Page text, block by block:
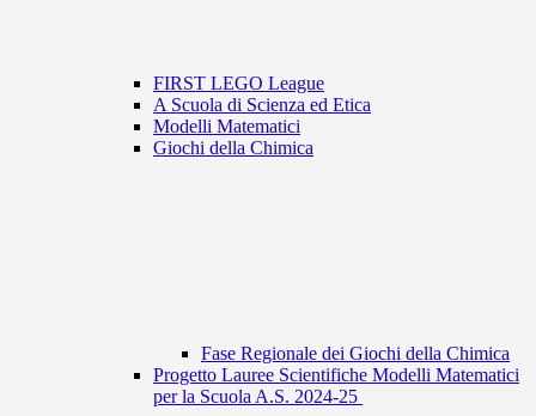
FIRST LEGO League
A Scuola di Scienza ed Etica
Modelli Matematici
Giochi della Chimica
Fase Regionale dei Giochi della Chimica
Progetto Lauree Scientifiche Modelli Matematici
per la Scuola A.S. 2024-25